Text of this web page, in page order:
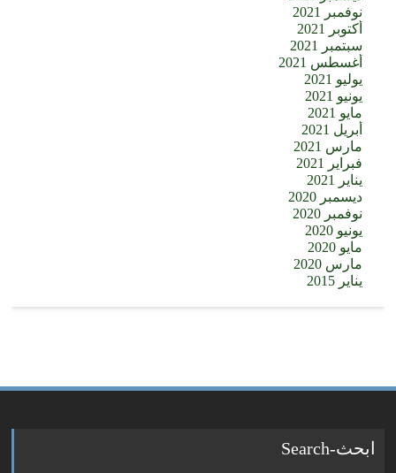
نوفمبر 2021
أكتوبر 2021
سبتمبر 2021
أغسطس 2021
يوليو 2021
يونيو 2021
مايو 2021
أبريل 2021
مارس 2021
فبراير 2021
يناير 2021
ديسمبر 2020
نوفمبر 2020
يونيو 2020
مايو 2020
مارس 2020
يناير 2015
ابحث-Search